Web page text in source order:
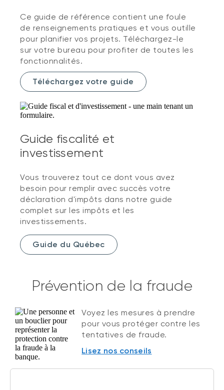
Ce guide de référence contient une foule
de renseignements pratiques et vous outille
pour planifier vos projets. Téléchargez-le
sur votre bureau pour profiter de toutes les
fonctionnalités.
Téléchargez votre guide
Guide fiscalité et
investissement
Vous trouverez tout ce dont vous avez
besoin pour remplir avec succès votre
déclaration d'impôts dans notre guide
complet sur les impôts et les
investissements.
Guide du Québec
Prévention de la fraude
Voyez les mesures à prendre
pour vous protéger contre les
tentatives de fraude.
Lisez nos conseils